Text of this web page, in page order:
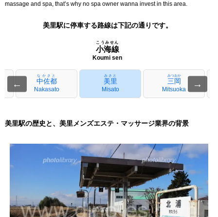
massage and spa, that’s why no spa owner wanna invest in this area.
美里駅に停車する路線は下記の通りです。
小海線
こうみせん
Koumi sen
← 中佐都
なかさと
Nakasato
美里
みさと
Misato
三岡
みつおか
Mitsuoka
→
美里駅の歴史と、美里メンズエステ・マッサージ業界の背景